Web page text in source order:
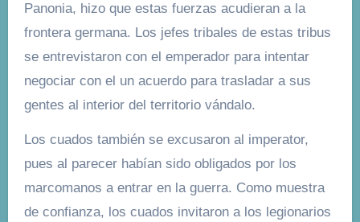
Panonia, hizo que estas fuerzas acudieran a la
frontera germana. Los jefes tribales de estas tribus
se entrevistaron con el emperador para intentar
negociar con el un acuerdo para trasladar a sus
gentes al interior del territorio vándalo.
Los cuados también se excusaron al imperator,
pues al parecer habían sido obligados por los
marcomanos a entrar en la guerra. Como muestra
de confianza, los cuados invitaron a los legionarios